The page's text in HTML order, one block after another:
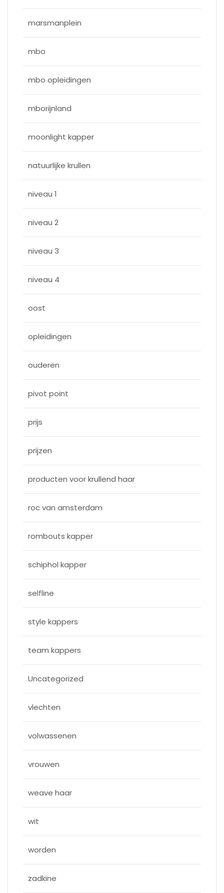
marsmanplein
mbo
mbo opleidingen
mborijnland
moonlight kapper
natuurlijke krullen
niveau 1
niveau 2
niveau 3
niveau 4
oost
opleidingen
ouderen
pivot point
prijs
prijzen
producten voor krullend haar
roc van amsterdam
rombouts kapper
schiphol kapper
selfline
style kappers
team kappers
Uncategorized
vlechten
volwassenen
vrouwen
weave haar
wit
worden
zadkine